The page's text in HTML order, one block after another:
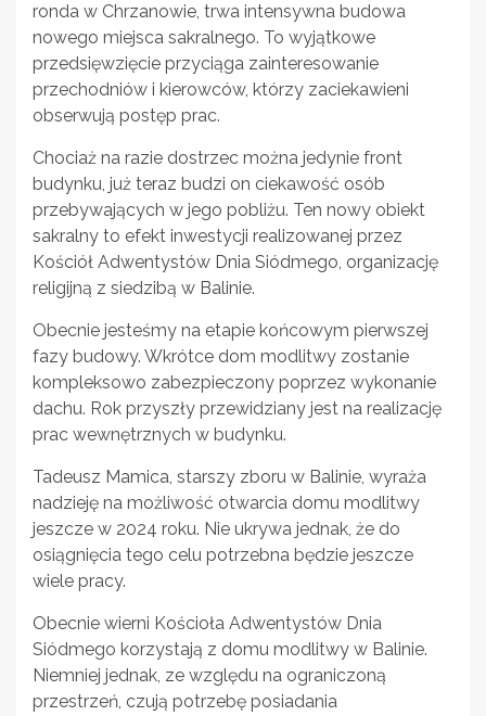
ronda w Chrzanowie, trwa intensywna budowa
nowego miejsca sakralnego. To wyjątkowe
przedsięwzięcie przyciąga zainteresowanie
przechodniów i kierowców, którzy zaciekawieni
obserwują postęp prac.
Chociaż na razie dostrzec można jedynie front
budynku, już teraz budzi on ciekawość osób
przebywających w jego pobliżu. Ten nowy obiekt
sakralny to efekt inwestycji realizowanej przez
Kościół Adwentystów Dnia Siódmego, organizację
religijną z siedzibą w Balinie.
Obecnie jesteśmy na etapie końcowym pierwszej
fazy budowy. Wkrótce dom modlitwy zostanie
kompleksowo zabezpieczony poprzez wykonanie
dachu. Rok przyszły przewidziany jest na realizację
prac wewnętrznych w budynku.
Tadeusz Mamica, starszy zboru w Balinie, wyraża
nadzieję na możliwość otwarcia domu modlitwy
jeszcze w 2024 roku. Nie ukrywa jednak, że do
osiągnięcia tego celu potrzebna będzie jeszcze
wiele pracy.
Obecnie wierni Kościoła Adwentystów Dnia
Siódmego korzystają z domu modlitwy w Balinie.
Niemniej jednak, ze względu na ograniczoną
przestrzeń, czują potrzebę posiadania